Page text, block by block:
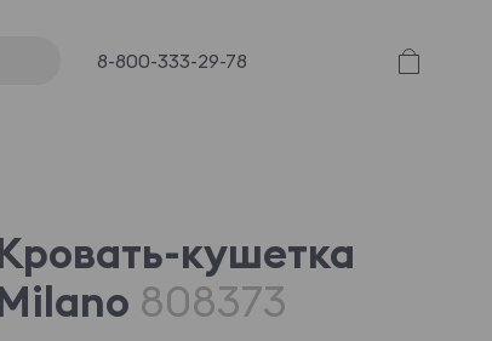
8-800-333-29-78
кушетка
808373